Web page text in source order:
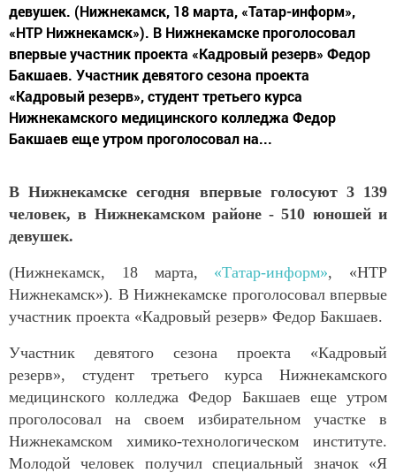
девушек. (Нижнекамск, 18 марта, «Татар-информ»,
«НТР Нижнекамск»). В Нижнекамске проголосовал
впервые участник проекта «Кадровый резерв» Федор
Бакшаев. Участник девятого сезона проекта
«Кадровый резерв», студент третьего курса
Нижнекамского медицинского колледжа Федор
Бакшаев еще утром проголосовал на...
В Нижнекамске сегодня впервые голосуют 3 139
человек, в Нижнекамском районе - 510 юношей и
девушек.
(Нижнекамск, 18 марта, «Татар-информ», «НТР
Нижнекамск»). В Нижнекамске проголосовал впервые
участник проекта «Кадровый резерв» Федор Бакшаев.
Участник девятого сезона проекта «Кадровый
резерв», студент третьего курса Нижнекамского
медицинского колледжа Федор Бакшаев еще утром
проголосовал на своем избирательном участке в
Нижнекамском химико-технологическом институте.
Молодой человек получил специальный значок «Я